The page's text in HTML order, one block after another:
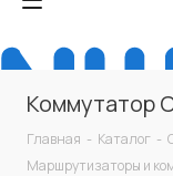
Коммутатор
Главная - Каталог -
Маршрутизаторы и